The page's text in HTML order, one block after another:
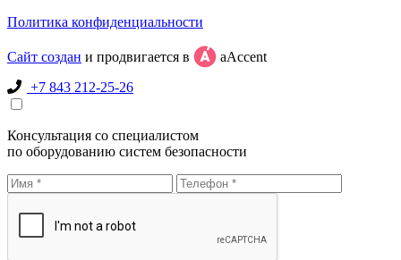
Политика конфиденциальности
Сайт создан и продвигается в
aAccent
+7 843 212-25-26
Консультация со специалистом
по оборудованию систем безопасности